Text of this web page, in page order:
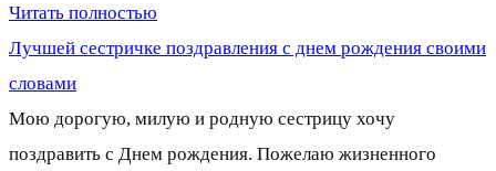
Читать полностью
Лучшей сестричке поздравления с днем рождения своими
словами
Мою дорогую, милую и родную сестрицу хочу
поздравить с Днем рождения. Пожелаю жизненного